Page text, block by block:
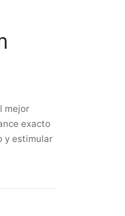
mejor
exacto
y estimular